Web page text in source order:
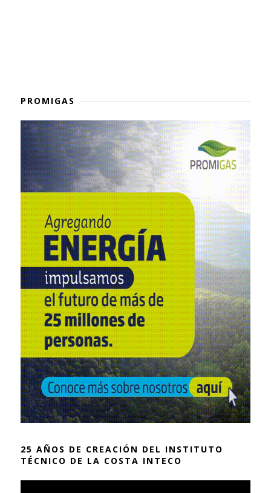
PROMIGAS
25 AÑOS DE CREACIÓN DEL INSTITUTO
TÉCNICO DE LA COSTA INTECO